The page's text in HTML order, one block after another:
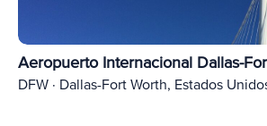
Aeropuerto Internacional Dallas-
DFW · Dallas-Fort Worth, Estados